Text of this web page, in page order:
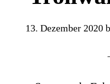
13. Dezember 2020